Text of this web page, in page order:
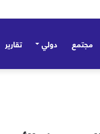
مجتمع دولي تقارير